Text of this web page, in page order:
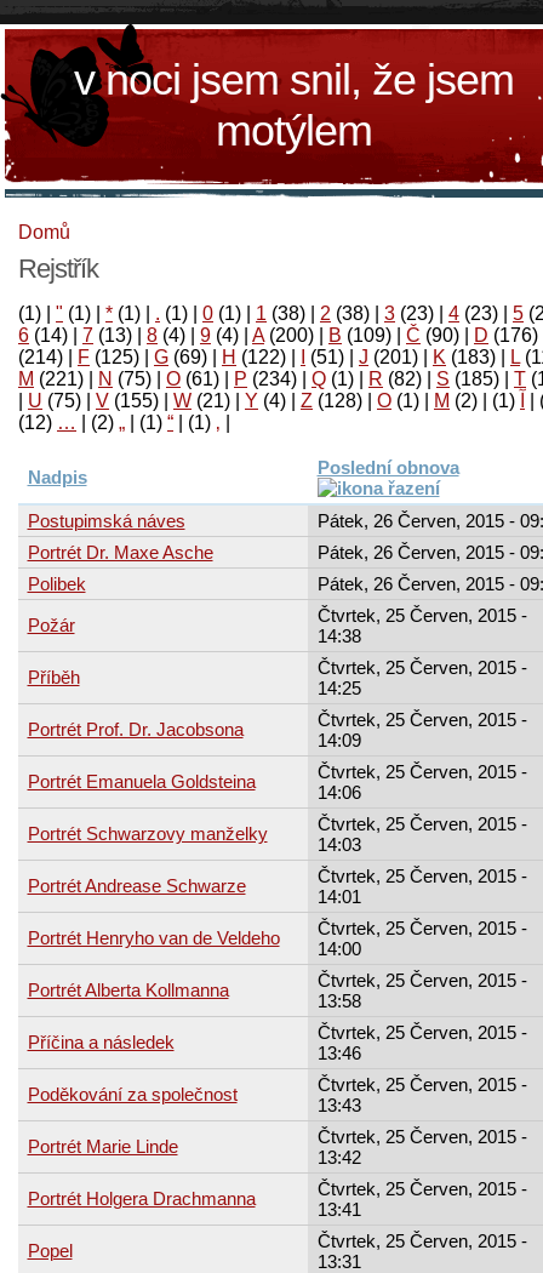
v noci jsem snil, že jsem
motýlem
Domů
Rejstřík
(1) " (1) * (1) . (1) 0 (1) 1 (38) 2 (38) 3 (23) 4 (23) 5
6 (14) 7 (13) 8 (4) 9 (4) A(200) B (109) Č (90) D (176)
(214)
F (125) G (69) H (122) (51) J (201) K (183) L
M (221) N (75) O (61) P (234) Q (1) R (82) S (185) T
U (75) V (155) W (21) Y (4) Z (128) Ο (1) М (2)
(1)
‚
(1)
“
(1)
„
(2)
…
(12)
Nadpis Poslední obnova
Postupimská náves
Pátek, 26 Červen, 2015 -
Portrét Dr. Maxe Asche
Pátek, 26 Červen, 2015 -
Polibek
Pátek, 26 Červen, 2015 -
Požár
Čtvrtek, 25 Červen, 2015 -
14:38
Příběh
Čtvrtek, 25 Červen, 2015 -
14:25
Portrét Prof. Dr. Jacobsona
Čtvrtek, 25 Červen, 2015 -
14:09
Portrét Emanuela Goldsteina
Čtvrtek, 25 Červen, 2015 -
14:06
Portrét Schwarzovy manželky
Čtvrtek, 25 Červen, 2015 -
14:03
Portrét Andrease Schwarze
Čtvrtek, 25 Červen, 2015 -
14:01
Portrét Henryho van de Veldeho
Čtvrtek, 25 Červen, 2015 -
14:00
Portrét Alberta Kollmanna
Čtvrtek, 25 Červen, 2015 -
13:58
Příčina a následek
Čtvrtek, 25 Červen, 2015 -
13:46
Poděkování za společnost
Čtvrtek, 25 Červen, 2015 -
13:43
Portrét Marie Linde
Čtvrtek, 25 Červen, 2015 -
13:42
Portrét Holgera Drachmanna
Čtvrtek, 25 Červen, 2015 -
13:41
Popel
Čtvrtek, 25 Červen, 2015 -
13:31